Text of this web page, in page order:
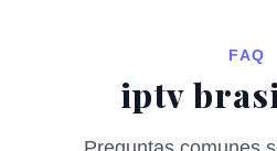
FAQ
iptv